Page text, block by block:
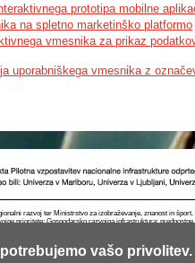
vašo privolitev.
prototipa mobilne
na spletno marketinško platformo
vmesnika za prikaz
uporabniškega vmesnika z
razvoj ter Ministrstvo za izobraževanje, znanost in
prioritete: Gospodarsko razvojna infrastruktura;
Pogoji uporabe Mobilno